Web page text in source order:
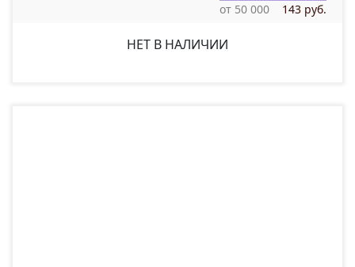
от 50 000
143 руб.
НЕТ В НАЛИЧИИ